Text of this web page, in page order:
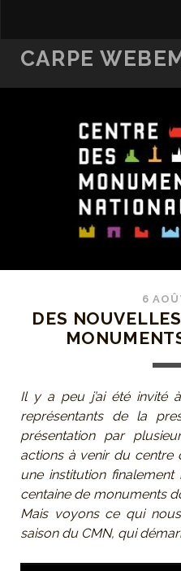
CARPE
6
DES
Il y a peu j’ai été invité
représentants de la
présentation par
actions à venir du centre
une institution
centaine de monuments
Mais voyons ce qui
saison du CMN, qui